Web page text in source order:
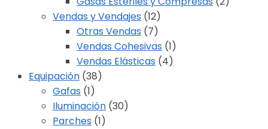
Vendas y Vendajes (12)
Otras Vendas (7)
Vendas Cohesivas (1)
Vendas Elásticas (4)
Equipación (38)
Gafas (1)
Iluminación (30)
Parches (1)